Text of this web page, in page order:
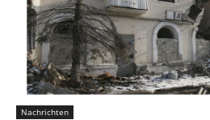
Nachrichten